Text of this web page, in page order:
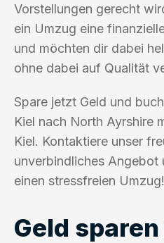
Vorstellungen gerecht
ein Umzug eine
und möchten dir dabei
ohne dabei auf Qualität
Spare jetzt Geld und
Kiel nach North Ayrshire
Kiel. Kontaktiere unser
unverbindliches Angebot
einen stressfreien Umzug!
Geld